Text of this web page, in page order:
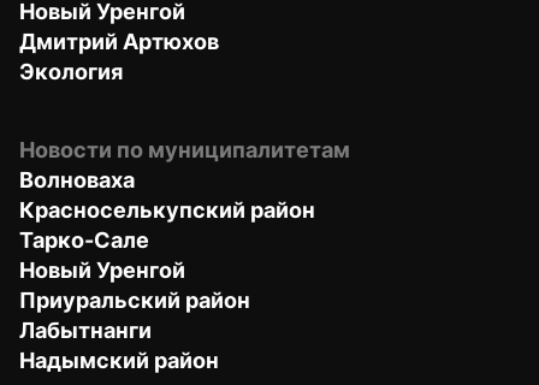
Новый Уренгой
Дмитрий Артюхов
Экология
Новости по муниципалитетам
Волноваха
Красноселькупский район
Тарко-Сале
Новый Уренгой
Приуральский район
Лабытнанги
Надымский район